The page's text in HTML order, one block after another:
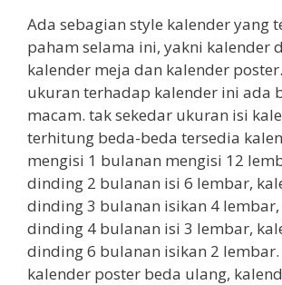
Ada sebagian style kalender yang
paham selama ini, yakni kalender
kalender meja dan kalender
ukuran terhadap kalender ini ada
macam. tak sekedar ukuran isi
terhitung beda-beda tersedia
mengisi 1 bulanan mengisi 12
dinding 2 bulanan isi 6 lembar,
dinding 3 bulanan isikan 4
dinding 4 bulanan isi 3 lembar,
dinding 6 bulanan isikan 2
kalender poster beda ulang,